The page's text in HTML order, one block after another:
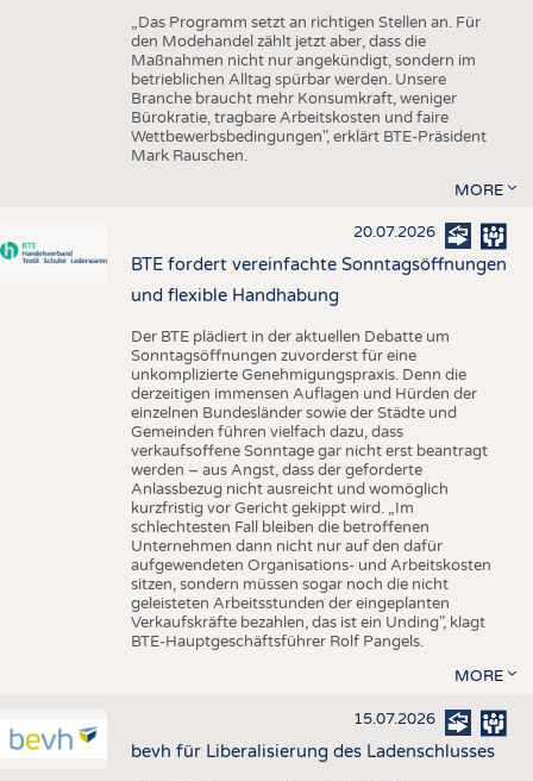
„Das Programm setzt an richtigen Stellen an. Für
den Modehandel zählt jetzt aber, dass die
Maßnahmen nicht nur angekündigt, sondern im
betrieblichen Alltag spürbar werden. Unsere
Branche braucht mehr Konsumkraft, weniger
Bürokratie, tragbare Arbeitskosten und faire
Wettbewerbsbedingungen", erklärt BTE-Präsident
Mark Rauschen.
MORE
20.07.2026
BTE fordert vereinfachte Sonntagsöffnungen
und flexible Handhabung
Der BTE plädiert in der aktuellen Debatte um
Sonntagsöffnungen zuvorderst für eine
unkomplizierte Genehmigungspraxis. Denn die
derzeitigen immensen Auflagen und Hürden der
einzelnen Bundesländer sowie der Städte und
Gemeinden führen vielfach dazu, dass
verkaufsoffene Sonntage gar nicht erst beantragt
werden – aus Angst, dass der geforderte
Anlassbezug nicht ausreicht und womöglich
kurzfristig vor Gericht gekippt wird. „Im
schlechtesten Fall bleiben die betroffenen
Unternehmen dann nicht nur auf den dafür
aufgewendeten Organisations- und Arbeitskosten
sitzen, sondern müssen sogar noch die nicht
geleisteten Arbeitsstunden der eingeplanten
Verkaufskräfte bezahlen, das ist ein Unding", klagt
BTE-Hauptgeschäftsführer Rolf Pangels.
MORE
15.07.2026
bevh für Liberalisierung des Ladenschlusses